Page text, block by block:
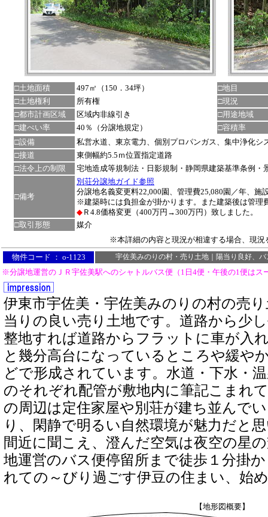
□土地面積 497㎡（150．34坪）
□地目
□土地権利
所有権
□現況
□都市計画区域
区域内非線引き
□用途地域
□建ぺい率
40％（分譲地規定）
□容積率
□設備
私営水道、東京電力、個別プロパンガス、集中浄化シ
□接道
東側幅約5.5ｍ位置指定道路
□法令上の制限
宅地造成等規制法・日影規制・静岡県建築基準条例
□備考
別荘分譲地ガイド参照
分譲地名義変更料22,000園、管理費25,080園／年、施
※建築時には負担金が掛かります。また建築後は管理
◆ Ｒ4.8価格変更（400万円→300万円）致しました。
□取引形態
媒介
※本詳細の内容と現況が相違する場合、現況
物件コード ： o-1123
宇佐美みのりの村・売り土地｜陽当り良好、バ
※分譲地運営のＪＲ宇佐美駅へのシャトルバス便（1日4便・午後の1便はス
伊東市宇佐美・宇佐美みのりの村の売
当りの良い売り土地です。道路から少
整地すれば道路からフラットに車が入
と幾分高台になっているところや緩や
どで形成されています。水道・下水・
のそれぞれ配管が敷地内に筆記こまれ
の周辺は定住家屋や別荘が建ち並んで
り、閑静で明るい自然環境が魅力だと
間近に聞こえ、澄んだ空気は夜空の星
地運営のバス便停留所まで徒歩１分掛
れての～びり過ごす伊豆の住まい、始
【地形図概要】